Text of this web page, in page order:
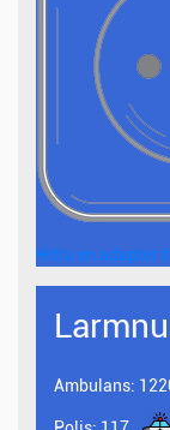
Hitta en adapter
Ambulans: